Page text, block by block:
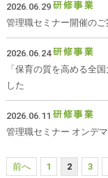
2026.06.29
管理職セミナー開催のご
2026.06.24
「保育の質を高める全
した
2026.06.11
管理職セミナー オンデ
前へ 1 2 3